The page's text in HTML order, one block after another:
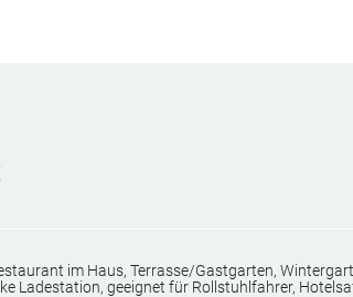
im Haus, Terrasse/Gastgarten,
Ladestation, geeignet für Rollstuhlfahrer,